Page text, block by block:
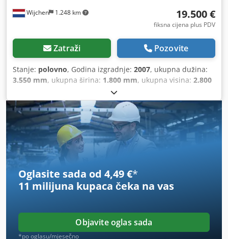
Wijchen 1.248 km 19.500 €
fiksna cijena plus PDV
Zatraži Pozovite
Stanje: polovno, Godina izgradnje: 2007, ukupna dužina:
3.550 mm, ukupna širina: 1.800 mm, ukupna visina: 2.800
Oglasite sada od 4,49 €*
11 milijuna kupaca čeka na vas
Objavite oglas sada
*po oglasu/mjesečno